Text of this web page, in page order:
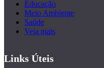
Educação
Meio Ambiente
Saúde
Veja mais
Links Úteis